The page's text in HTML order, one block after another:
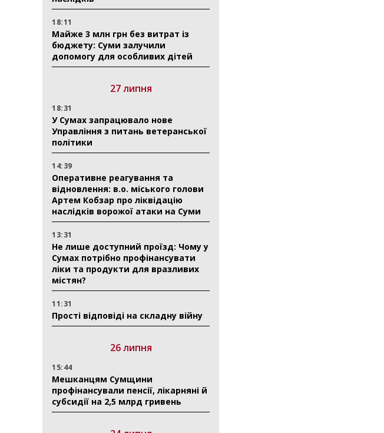
18:11
Майже 3 млн грн без витрат із
бюджету: Суми залучили
допомогу для особливих дітей
27 липня
18:31
У Сумах запрацювало нове
Управління з питань ветеранської
політики
14:39
Оперативне реагування та
відновлення: в.о. міського голови
Артем Кобзар про ліквідацію
наслідків ворожої атаки на Суми
13:31
Не лише доступний проїзд: Чому у
Сумах потрібно профінансувати
ліки та продукти для вразливих
містян?
11:31
Прості відповіді на складну війну
26 липня
15:44
Мешканцям Сумщини
профінансували пенсії, лікарняні й
субсидії на 2,5 млрд гривень